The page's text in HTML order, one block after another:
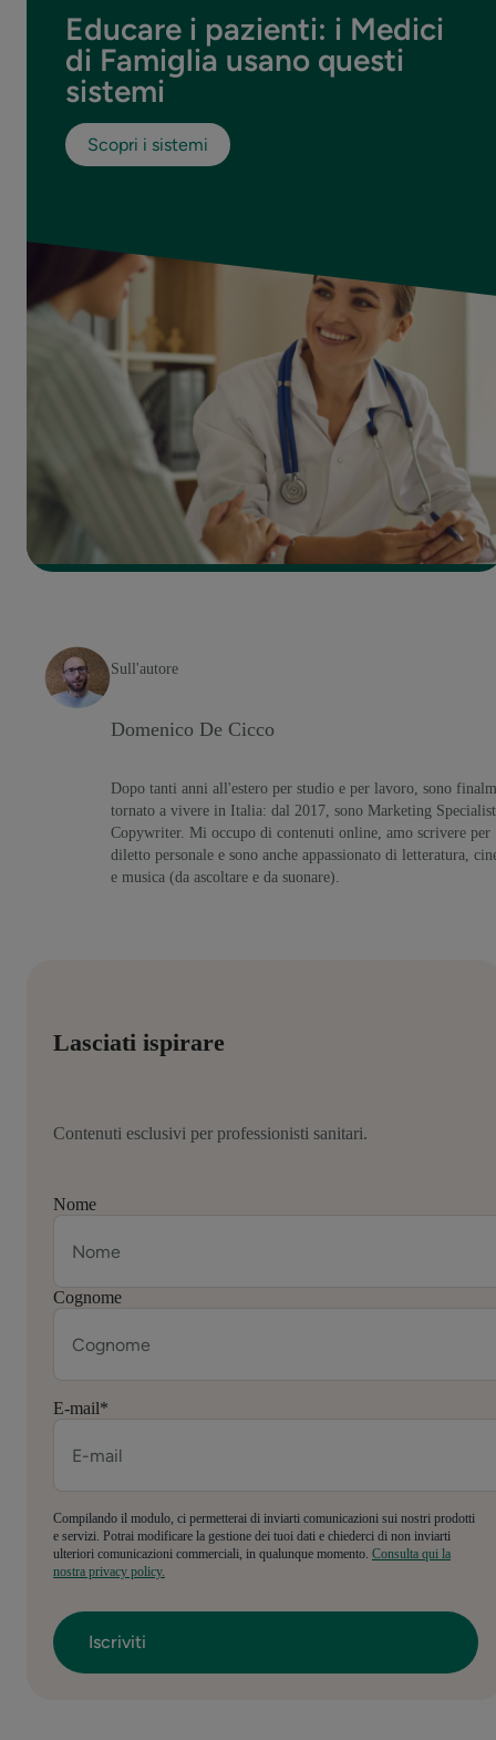
Educare i pazienti: i Medici
di Famiglia usano questi
sistemi
Scopri i sistemi
Sull'autore
Domenico De Cicco
Dopo tanti anni all'estero per studio e per lavoro, sono
tornato a vivere in Italia: dal 2017, sono Marketing
Copywriter. Mi occupo di contenuti online, amo scrivere per
diletto personale e sono anche appassionato di letteratura,
e musica (da ascoltare e da suonare).
Lasciati ispirare
Contenuti esclusivi per professionisti sanitari.
Nome
Cognome
E-mail*
Compilando il modulo, ci permetterai di inviarti comunicazioni sui nostri prodotti
e servizi. Potrai modificare la gestione dei tuoi dati e chiederci di non inviarti
ulteriori comunicazioni commerciali, in qualunque momento. Consulta qui la
nostra privacy policy.